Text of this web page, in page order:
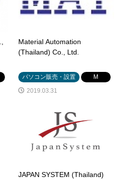
Material Automation
(Thailand) Co., Ltd.
パソコン販売・設置
M
2019.03.31
JAPAN SYSTEM (Thailand)